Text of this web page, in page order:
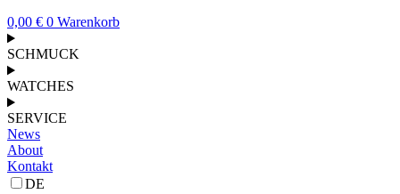
0,00 € 0 Warenkorb
SCHMUCK
WATCHES
SERVICE
News
About
Kontakt
DE